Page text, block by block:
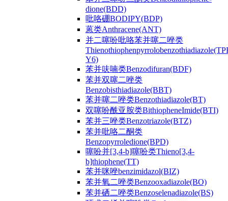
dione(BDD)
吡咯硼BODIPY(BDP)
蒽类Anthracene(ANT)
并二噻吩吡咯苯并噻二唑类
Y6)
苯并呋喃类Benzodifuran(BDF)
苯并双噻二唑类
Benzobisthiadiazole(BBT)
苯并噻二唑类Benzothiadiazole(BT)
双噻吩酰亚胺类BithiopheneImide(BTI)
苯并三唑类Benzotriazole(BTZ)
苯并吡咯二酮类
Benzopyrroledione(BPD)
噻吩并[3,4-b]噻吩类Thieno[3,4-
b]thiophene(TT)
苯并咪唑benzimidazol(BIZ)
苯并氧二唑类Benzooxadiazole(BO)
苯并硒二唑类Benzoselenadiazole(BS)